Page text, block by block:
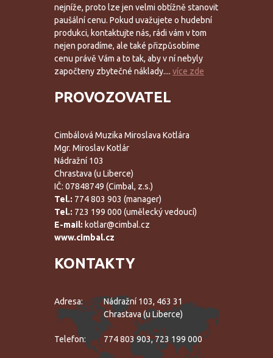
nejníže, proto lze jen velmi obtížně stanovit
paušální cenu. Pokud uvažujete o hudební
produkci, kontaktujte nás, rádi vám v tom
nejen poradíme, ale také přizpůsobíme
cenu právě Vám a to tak, aby v ní nebyly
započteny zbytečné náklady.... více zde
PROVOZOVATEL
Cimbálová Muzika Miroslava Kotlára
Mgr. Miroslav Kotlár
Nádražní 103
Chrastava (u Liberce)
IČ: 07848749 (Cimbal, z.s.)
Tel.: 774 803 903 (manager)
Tel.: 723 199 000 (umělecký vedoucí)
E-mail: kotlar@cimbal.cz
www.cimbal.cz
KONTAKTY
Adresa:
Nádražní 103, 463 31
Chrastava (u Liberce)
Telefon: 774 803 903, 723 199 000